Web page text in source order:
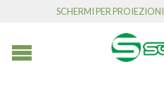
SCHERMI PER